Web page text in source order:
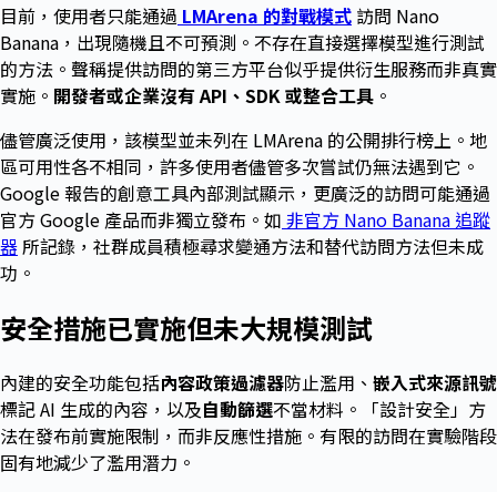
目前，使用者只能通過 LMArena 的對戰模式 訪問 Nano
Banana，出現隨機且不可預測。不存在直接選擇模型進行測試
的方法。聲稱提供訪問的第三方平台似乎提供衍生服務而非真實
實施。 開發者或企業沒有 API、SDK 或整合工具 。
儘管廣泛使用，該模型並未列在 LMArena 的公開排行榜上。地
區可用性各不相同，許多使用者儘管多次嘗試仍無法遇到它。
Google 報告的創意工具內部測試顯示，更廣泛的訪問可能通過
官方 Google 產品而非獨立發布。如 非官方 Nano Banana 追蹤
器所記錄，社群成員積極尋求變通方法和替代訪問方法但未成
功。
安全措施已實施但未大規模測試
內建的安全功能包括內容政策過濾器防止濫用、 嵌入式來源訊號
標記 AI 生成的內容，以及自動篩選不當材料。「設計安全」方
法在發布前實施限制，而非反應性措施。有限的訪問在實驗階段
固有地減少了濫用潛力。